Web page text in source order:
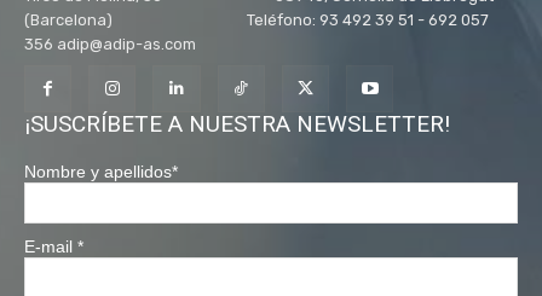
(Barcelona) Teléfono: 93 492 39 51 - 692 057
356 adip@adip-as.com
¡SUSCRÍBETE A NUESTRA NEWSLETTER!
Nombre y apellidos*
E-mail *